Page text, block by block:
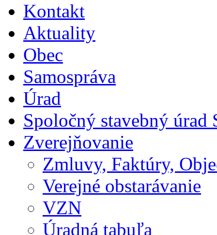
Kontakt
Aktuality
Obec
Samospráva
Úrad
Spoločný stavebný úrad
Zverejňovanie
Zmluvy, Faktúry,
Verejné obstarávanie
VZN
Úradná tabuľa